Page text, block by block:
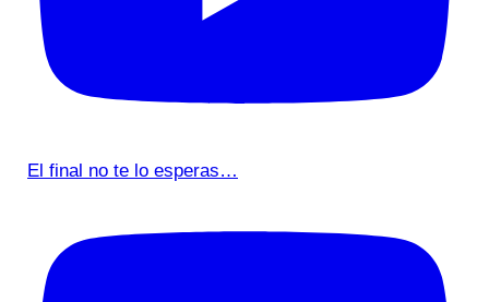
El final no te lo esperas…